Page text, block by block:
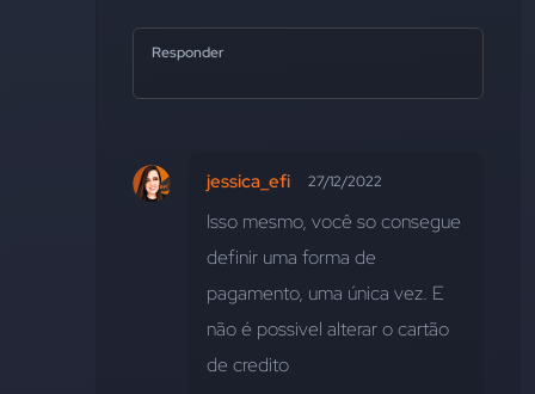
Responder
jessica_efi 27/12/2022
Isso mesmo, você so consegue
definir uma forma de
pagamento, uma única vez. E
não é possivel alterar o cartão
de credito